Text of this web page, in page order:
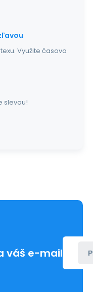
Využite časovo
slevou!
váš e-mail